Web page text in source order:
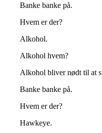
Banke banke på.
Hvem er der?
Alkohol.
Alkohol hvem?
Alkohol bliver nødt til at
Banke banke på.
Hvem er der?
Hawkeye.